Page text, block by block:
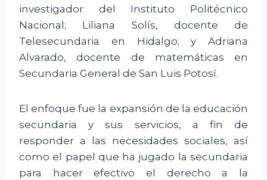
investigador del Instituto Politécnico
Nacional; Liliana Solís, docente de
Telesecundaria en Hidalgo; y Adriana
Alvarado, docente de matemáticas en
Secundaria General de San Luis Potosí.
El enfoque fue la expansión de la educación
secundaria y sus servicios, a fin de
responder a las necesidades sociales, así
como el papel que ha jugado la secundaria
para hacer efectivo el derecho a la